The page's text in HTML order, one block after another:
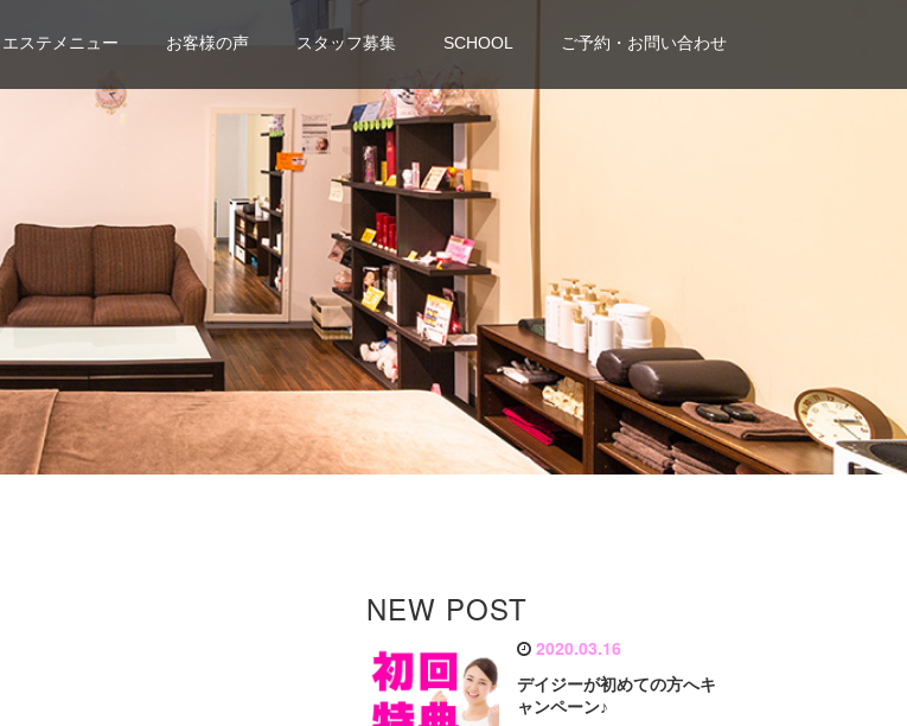
エステメニュー お客様の声 スタッフ募集 SCHOOL ご予約・お問い合わせ
NEW POST
2020.03.16
デイジーが初めての方へキ
ャンペーン♪